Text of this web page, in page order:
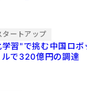
タートアップ
習"で挑む中国ロボ
で320億円の調達